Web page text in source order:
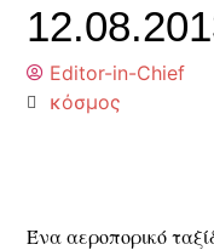
Editor-in-Chief
κόσμος
Ένα αεροπορικό